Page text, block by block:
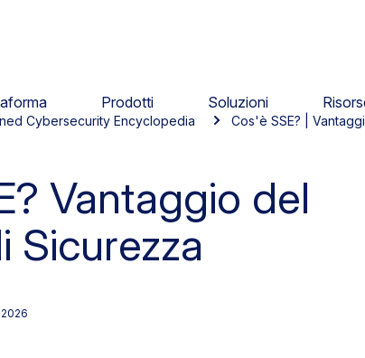
Prodotti Soluzioni
Cybersecurity Encyclopedia Cos'è SSE? |
Vantaggio del
Sicurezza